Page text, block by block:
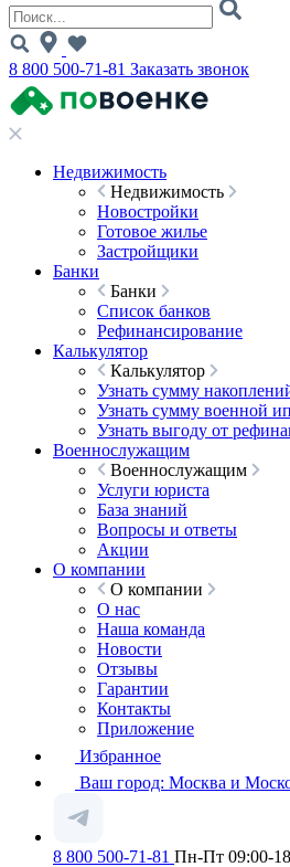
8 800 500-71-81 Заказать звонок
Недвижимость
Недвижимость
Новостройки
Готовое жилье
Застройщики
Банки
Банки
Список банков
Рефинансирование
Калькулятор
Калькулятор
Узнать сумму
Узнать сумму военной
Узнать выгоду от
Военнослужащим
Военнослужащим
Услуги юриста
База знаний
Вопросы и ответы
Акции
О компании
О компании
О нас
Наша команда
Новости
Отзывы
Гарантии
Контакты
Приложение
Избранное
Ваш город: Москва и
8 800 500-71-81 Пн-Пт 09:00-